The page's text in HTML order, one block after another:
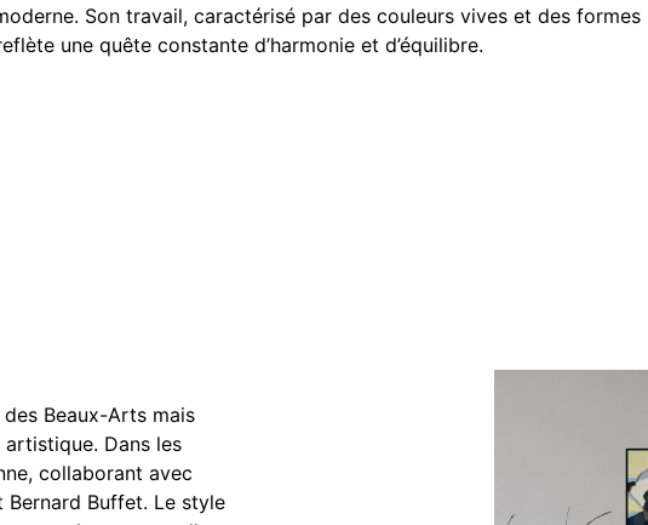
Son travail, caractérisé par des couleurs vives et des formes
une quête constante d’harmonie et d’équilibre.
des Beaux-Arts mais
Dans les
collaborant avec
Bernard Buffet. Le style